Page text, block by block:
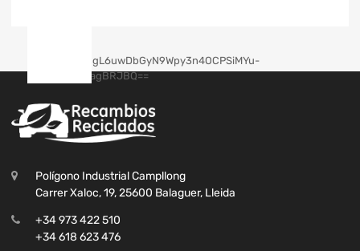
Polígono Industrial Campllong
Carrer Xaloc, 19, 25600 Balaguer, Lleida
+34 973 422 510
+34 618 623 476